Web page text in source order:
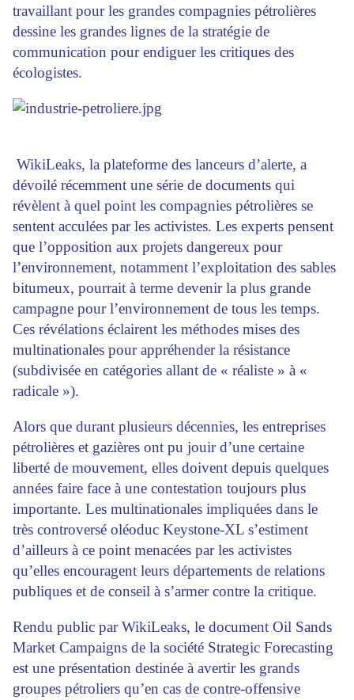
travaillant pour les grandes compagnies pétrolières
dessine les grandes lignes de la stratégie de
communication pour endiguer les critiques des
écologistes.
WikiLeaks, la plateforme des lanceurs d’alerte, a
dévoilé récemment une série de documents qui
révèlent à quel point les compagnies pétrolières se
sentent acculées par les activistes. Les experts pensent
que l’opposition aux projets dangereux pour
l’environnement, notamment l’exploitation des sables
bitumeux, pourrait à terme devenir la plus grande
campagne pour l’environnement de tous les temps.
Ces révélations éclairent les méthodes mises des
multinationales pour appréhender la résistance
(subdivisée en catégories allant de « réaliste » à «
radicale »).
Alors que durant plusieurs décennies, les entreprises
pétrolières et gazières ont pu jouir d’une certaine
liberté de mouvement, elles doivent depuis quelques
années faire face à une contestation toujours plus
importante. Les multinationales impliquées dans le
très controversé oléoduc Keystone-XL s’estiment
d’ailleurs à ce point menacées par les activistes
qu’elles encouragent leurs départements de relations
publiques et de conseil à s’armer contre la critique.
Rendu public par WikiLeaks, le document Oil Sands
Market Campaigns de la société Strategic Forecasting
est une présentation destinée à avertir les grands
groupes pétroliers qu’en cas de contre-offensive